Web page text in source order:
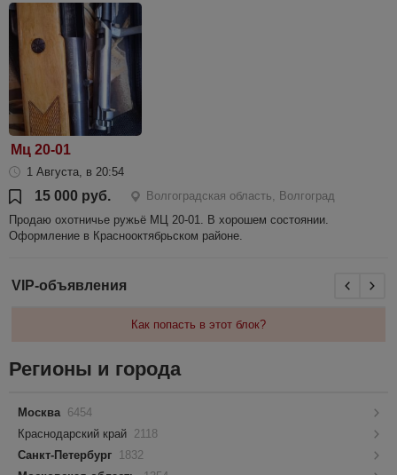
Мц 20-01
1 Августа, в 20:54
15 000 руб.
Волгоградская область, Волгоград
Продаю охотничье ружьё МЦ 20-01. В хорошем состоянии.
Оформление в Краснооктябрьском районе.
VIP-объявления
Как попасть в этот блок?
Регионы и города
Москва 6454
Краснодарский край 2118
Санкт-Петербург 1832